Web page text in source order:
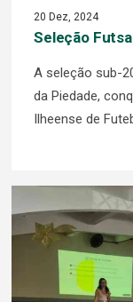
20 Dez, 2024
Seleção
A seleção sub-
da Piedade,
Ilheense de